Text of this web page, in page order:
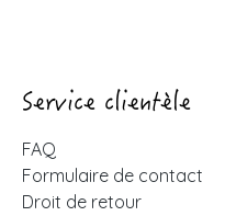
Service clientèle
FAQ
Formulaire de contact
Droit de retour